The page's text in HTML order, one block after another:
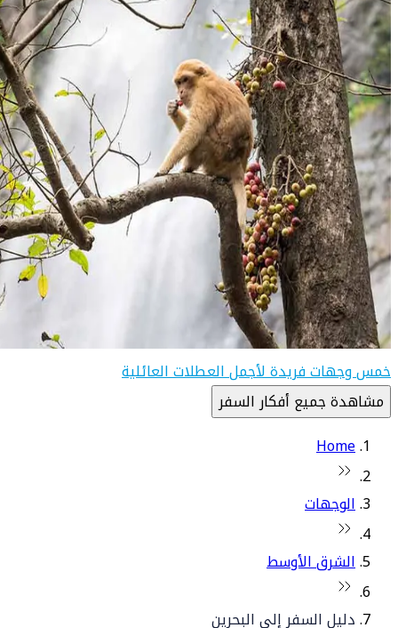
خمس وجهات فريدة لأجمل العطلات العائلية
مشاهدة جميع أفكار السفر
Home
الوجهات
الشرق الأوسط
دليل السفر إلى البحرين